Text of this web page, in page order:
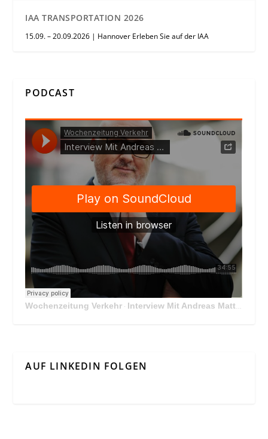
IAA TRANSPORTATION 2026
15.09. – 20.09.2026 | Hannover Erleben Sie auf der IAA
PODCAST
Wochenzeitung Verkehr · Interview Mit Andreas Matthä, CEO der ÖBB Holding
AUF LINKEDIN FOLGEN